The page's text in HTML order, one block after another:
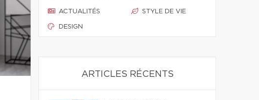
ACTUALITÉS
DESIGN
STYLE DE VIE
ARTICLES RÉCENTS